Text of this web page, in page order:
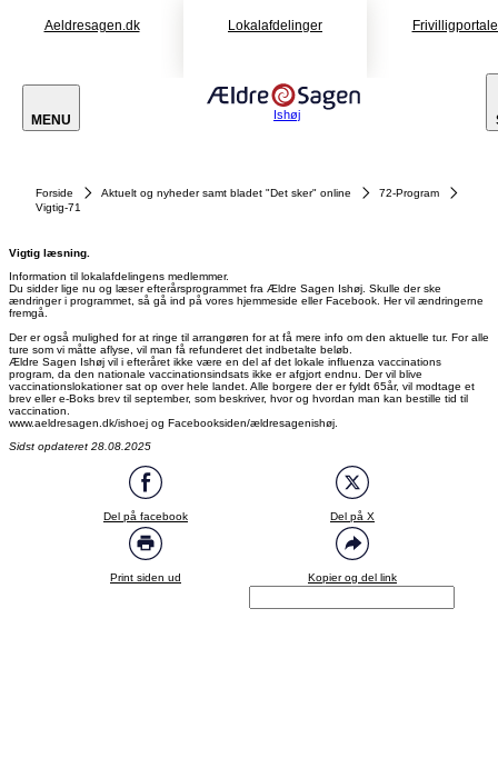
Aeldresagen.dk Lokalafdelinger
MENU Ishøj
Forside Aktuelt og nyheder samt bladet "Det sker" online
72-Program
Vigtig-71
Vigtig læsning.
Information til lokalafdelingens medlemmer.
Du sidder lige nu og læser efterårsprogrammet fra Ældre Sagen Ishøj. Skulle der ske
ændringer i programmet, så gå ind på vores hjemmeside eller Facebook. Her vil ændringerne
fremgå.
Der er også mulighed for at ringe til arrangøren for at få mere info om den aktuelle tur. For alle
ture som vi måtte aflyse, vil man få refunderet det indbetalte beløb.
Ældre Sagen Ishøj vil i efteråret ikke være en del af det lokale influenza vaccinations
program, da den nationale vaccinationsindsats ikke er afgjort endnu. Der vil blive
vaccinationslokationer sat op over hele landet. Alle borgere der er fyldt 65år, vil modtage et
brev eller e-Boks brev til september, som beskriver, hvor og hvordan man kan bestille tid til
vaccination.
www.aeldresagen.dk/ishoej og Facebooksiden/ældresagenishøj.
Sidst opdateret 28.08.2025
Del på facebook Del på X
Print siden ud Kopier og del link